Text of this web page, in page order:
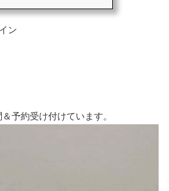
ン
予約受け付けています。